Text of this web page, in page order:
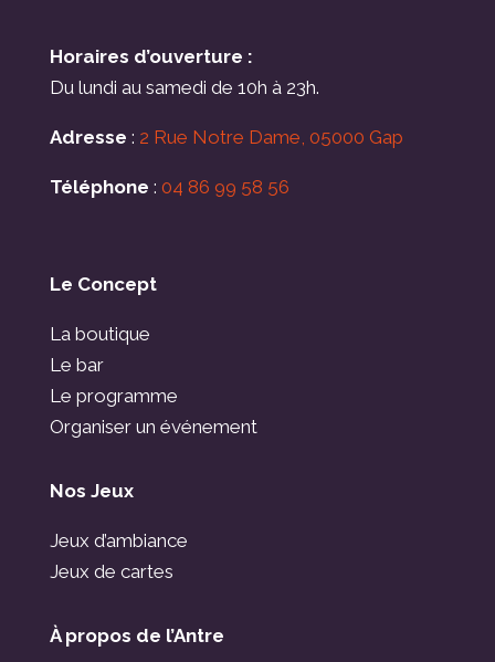
Horaires d’ouverture :
Du lundi au samedi de 10h à 23h.
Adresse : 2 Rue Notre Dame, 05000 Gap
Téléphone : 04 86 99 58 56
Le Concept
La boutique
Le bar
Le programme
Organiser un événement
Nos Jeux
Jeux d’ambiance
Jeux de cartes
À propos de l’Antre